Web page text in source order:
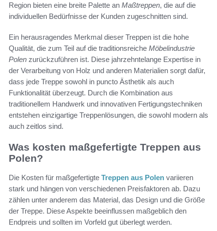
Region bieten eine breite Palette an Maßtreppen, die auf die
individuellen Bedürfnisse der Kunden zugeschnitten sind.
Ein herausragendes Merkmal dieser Treppen ist die hohe
Qualität, die zum Teil auf die traditionsreiche Möbelindustrie
Polen zurückzuführen ist. Diese jahrzehntelange Expertise in
der Verarbeitung von Holz und anderen Materialien sorgt dafür,
dass jede Treppe sowohl in puncto Ästhetik als auch
Funktionalität überzeugt. Durch die Kombination aus
traditionellem Handwerk und innovativen Fertigungstechniken
entstehen einzigartige Treppenlösungen, die sowohl modern als
auch zeitlos sind.
Was kosten maßgefertigte Treppen aus
Polen?
Die Kosten für maßgefertigte Treppen aus Polen variieren
stark und hängen von verschiedenen Preisfaktoren ab. Dazu
zählen unter anderem das Material, das Design und die Größe
der Treppe. Diese Aspekte beeinflussen maßgeblich den
Endpreis und sollten im Vorfeld gut überlegt werden.